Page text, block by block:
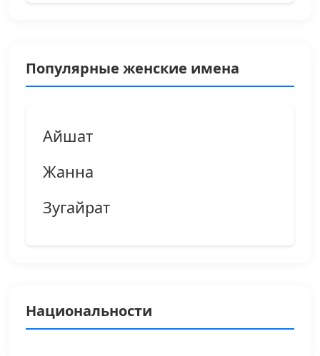
Популярные женские имена
Айшат
Жанна
Зугайрат
Национальности